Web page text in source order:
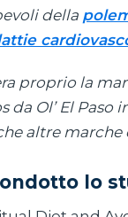
della
proprio la
da Ol’ El
altre marche
lo